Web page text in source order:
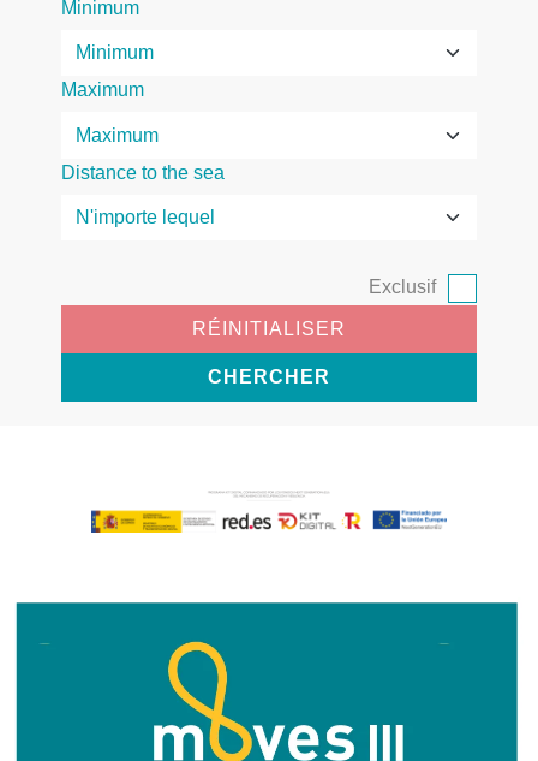
Minimum
Maximum
Distance to the sea
Exclusif
RÉINITIALISER
CHERCHER